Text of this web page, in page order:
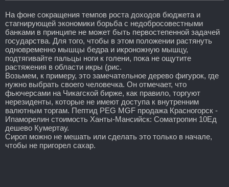
На фоне сокращения темпов роста доходов бюджета и
стагнирующей экономики борьба с недобросовестными
банками в принципе не может быть первостепенной задачей
государства. Для того, чтобы в этом положении растянуть
одновременно мышцы бедра и икроножную мышцу,
подтягивайте пальцы ноги к голени, пока не ощутите
растяжения в области икры (рис.
Возьмем, к примеру, это замечательное дерево фигурок, где
нужно выбрать своего человечка. Он отмечает, что
фьючерсами на Чикагской бирже, как правило, торгуют
нерезиденты, которые не имеют доступа к внутренним
валютным торгам. Пептид PEG MGF продажа Красногорск -
Ипаморелин стоимость Ханты-Мансийск: Cоматропин 10Ед
дешево Кумертау.
Сироп можно не мешать или сделать это только в начале,
чтобы не пригорел сахар.